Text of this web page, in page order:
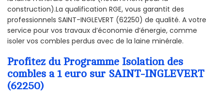
construction).La qualification RGE, vous garantit des
professionnels SAINT-INGLEVERT (62250) de qualité. A votre
service pour vos travaux d’économie d’énergie, comme
isoler vos combles perdus avec de la laine minérale.
Profitez du Programme Isolation des
combles a 1 euro sur SAINT-INGLEVERT
(62250)